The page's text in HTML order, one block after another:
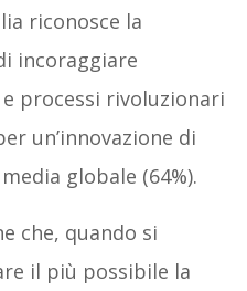
riconosce la
incoraggiare
processi rivoluzionari
un’innovazione di
globale (64%).
che, quando si
il più possibile la